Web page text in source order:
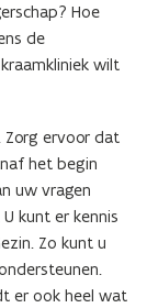
Hoe
de
wilt
Zorg ervoor dat
het begin
uw vragen
kunt er kennis
Zo kunt u
er ook heel wat